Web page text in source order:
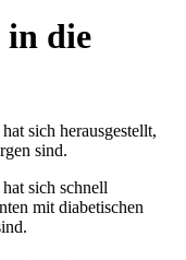
in die
sich herausgestellt,
sind.
sich schnell
mit diabetischen